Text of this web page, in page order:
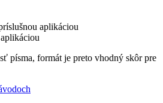
aplikáciou
písma, formát je preto vhodný skôr pre